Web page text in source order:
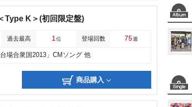
Type K＞(初回限定盤)
過去最高 1 位 登場回数 75週
場合衆国2013」CMソング 他
商品購入